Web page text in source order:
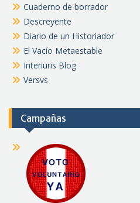
Cuaderno de borrador
Descreyente
Diario de un Historiador
El Vacío Metaestable
Interiuris Blog
Versvs
Campañas